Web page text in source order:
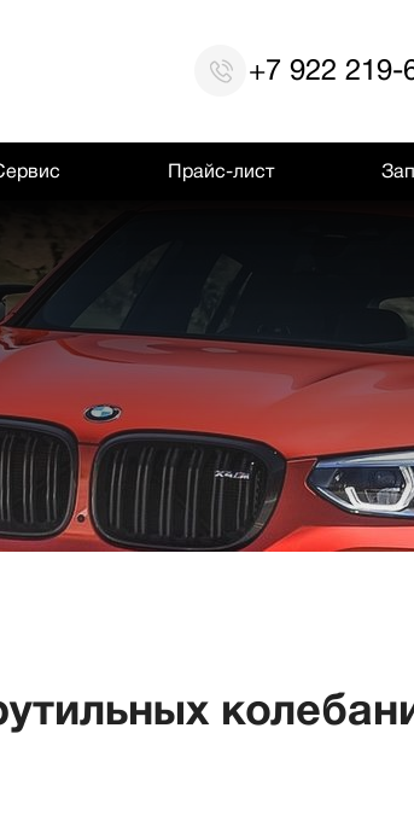
+7 922 219-
Прайс-лист